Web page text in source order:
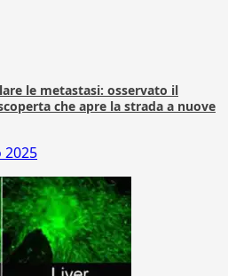
le metastasi: osservato il
che apre la strada a nuove
2025